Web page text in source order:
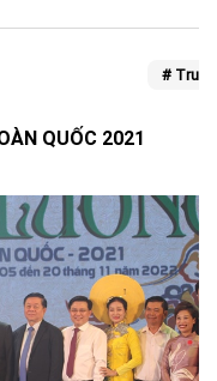
# Trung
QUỐC 2021